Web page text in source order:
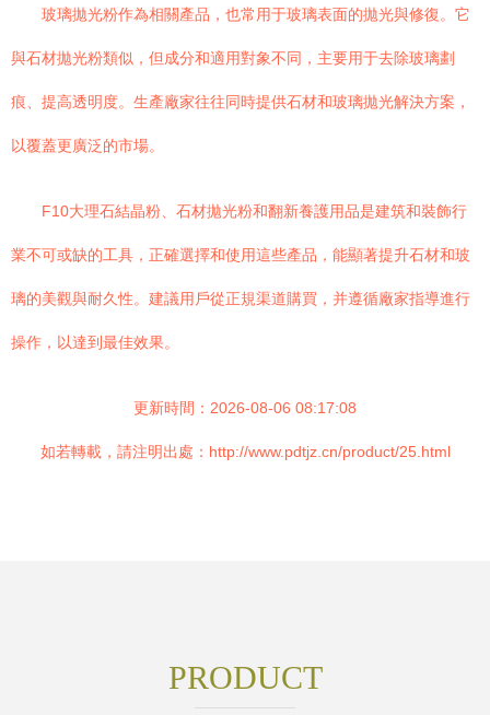
玻璃拋光粉作為相關產品，也常用于玻璃表面的拋光與修復。它
與石材拋光粉類似，但成分和適用對象不同，主要用于去除玻璃劃
痕、提高透明度。生產廠家往往同時提供石材和玻璃拋光解決方案，
以覆蓋更廣泛的市場。
F10大理石結晶粉、石材拋光粉和翻新養護用品是建筑和裝飾行
業不可或缺的工具，正確選擇和使用這些產品，能顯著提升石材和玻
璃的美觀與耐久性。建議用戶從正規渠道購買，并遵循廠家指導進行
操作，以達到最佳效果。
更新時間：2026-08-06 08:17:08
如若轉載，請注明出處：http://www.pdtjz.cn/product/25.html
PRODUCT